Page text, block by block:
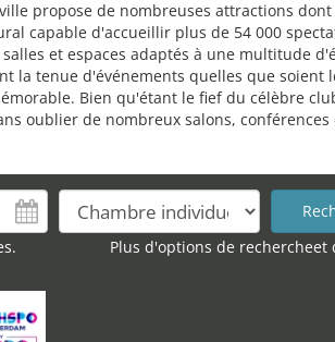
propose de nombreuses attractions
capable d'accueillir plus de 54 000
et espaces adaptés à une multitude
la tenue d'événements quelles que soient
Bien qu'étant le fief du célèbre
oublier de nombreux salons, conférences
Plus d'options de rechercheet